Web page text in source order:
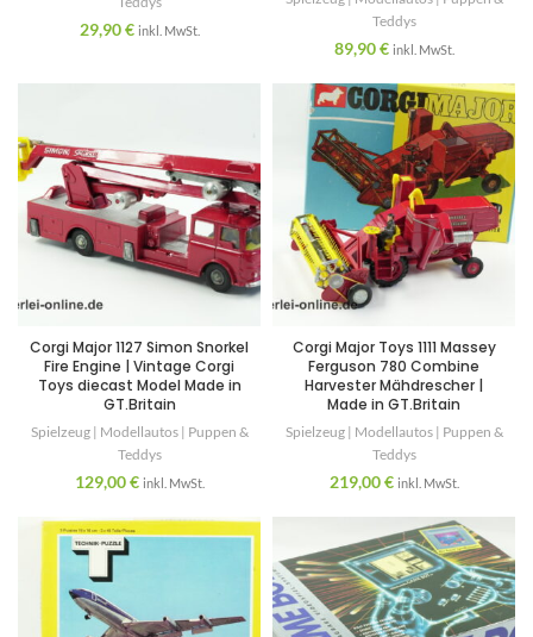
29,90€ inkl. MwSt.
Teddys
89,90€ inkl. MwSt.
Corgi Major 1127 Simon Snorkel
Fire Engine | Vintage Corgi
Toys diecast Model Made in
GT.Britain
Spielzeug | Modellautos | Puppen &
Teddys
129,00€ inkl. MwSt.
Corgi Major Toys 1111 Massey
Ferguson 780 Combine
Harvester Mähdrescher |
Made in GT.Britain
Spielzeug | Modellautos | Puppen &
Teddys
219,00€ inkl. MwSt.